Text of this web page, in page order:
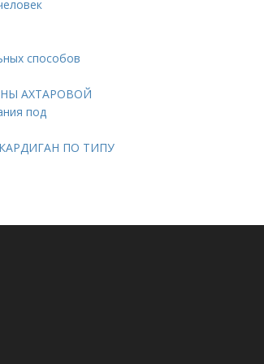
способов
АХТАРОВОЙ
под
КАРДИГАН ПО ТИПУ